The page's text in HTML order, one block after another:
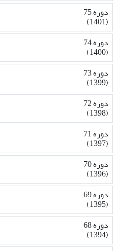
دوره 75
(1401)
دوره 74
(1400)
دوره 73
(1399)
دوره 72
(1398)
دوره 71
(1397)
دوره 70
(1396)
دوره 69
(1395)
دوره 68
(1394)